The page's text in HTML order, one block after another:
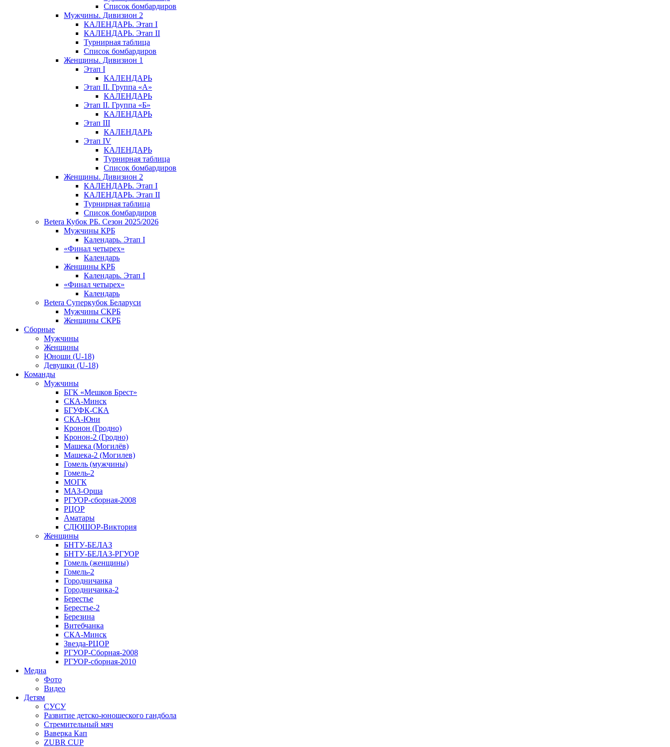
Список бомбардиров
Мужчины. Дивизион 2
КАЛЕНДАРЬ. Этап I
КАЛЕНДАРЬ. Этап II
Турнирная таблица
Список бомбардиров
Женщины. Дивизион 1
Этап I
КАЛЕНДАРЬ
Этап II. Группа «А»
КАЛЕНДАРЬ
Этап II. Группа «Б»
КАЛЕНДАРЬ
Этап III
КАЛЕНДАРЬ
Этап IV
КАЛЕНДАРЬ
Турнирная таблица
Список бомбардиров
Женщины. Дивизион 2
КАЛЕНДАРЬ. Этап I
КАЛЕНДАРЬ. Этап II
Турнирная таблица
Список бомбардиров
Betera Кубок РБ. Сезон 2025/2026
Мужчины КРБ
Календарь. Этап I
«Финал четырех»
Календарь
Женщины КРБ
Календарь. Этап I
«Финал четырех»
Календарь
Betera Суперкубок Беларуси
Мужчины СКРБ
Женщины СКРБ
Сборные
Мужчины
Женщины
Юноши (U-18)
Девушки (U-18)
Команды
Мужчины
БГК «Мешков Брест»
СКА-Минск
БГУФК-СКА
СКА-Юни
Кронон (Гродно)
Кронон-2 (Гродно)
Машека (Могилёв)
Машека-2 (Могилев)
Гомель (мужчины)
Гомель-2
МОГК
МАЗ-Орша
РГУОР-сборная-2008
РЦОР
Аматары
СДЮШОР-Виктория
Женщины
БНТУ-БЕЛАЗ
БНТУ-БЕЛАЗ-РГУОР
Гомель (женщины)
Гомель-2
Городничанка
Городничанка-2
Берестье
Берестье-2
Березина
Витебчанка
СКА-Минск
Звезда-РЦОР
РГУОР-Сборная-2008
РГУОР-сборная-2010
Медиа
Фото
Видео
Детям
СУСУ
Развитие детско-юношеского гандбола
Стремительный мяч
Ваверка Кап
ZUBR CUP